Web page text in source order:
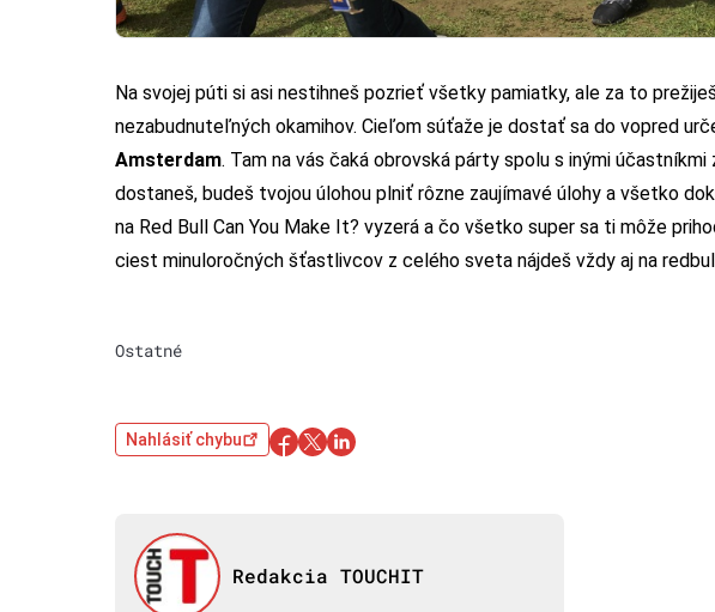
Na svojej púti si asi nestihneš pozrieť všetky pamiatky, ale za to
nezabudnuteľných okamihov. Cieľom súťaže je dostať sa do vopred
Amsterdam. Tam na vás čaká obrovská párty spolu s inými
dostaneš, budeš tvojou úlohou plniť rôzne zaujímavé úlohy a všetko
na Red Bull Can You Make It? vyzerá a čo všetko super sa ti môže
ciest minuloročných šťastlivcov z celého sveta nájdeš vždy aj na
Ostatné
Nahlásiť chybu
Redakcia TOUCHIT